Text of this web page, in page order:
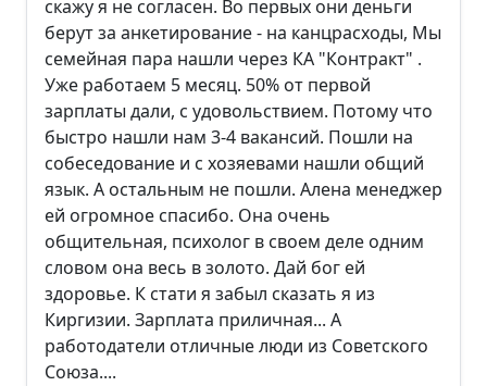
скажу я не согласен. Во первых они деньги
берут за анкетирование - на канцрасходы, Мы
семейная пара нашли через КА "Контракт" .
Уже работаем 5 месяц. 50% от первой
зарплаты дали, с удовольствием. Потому что
быстро нашли нам 3-4 вакансий. Пошли на
собеседование и с хозяевами нашли общий
язык. А остальным не пошли. Алена менеджер
ей огромное спасибо. Она очень
общительная, психолог в своем деле одним
словом она весь в золото. Дай бог ей
здоровье. К стати я забыл сказать я из
Киргизии. Зарплата приличная... А
работодатели отличные люди из Советского
Союза....